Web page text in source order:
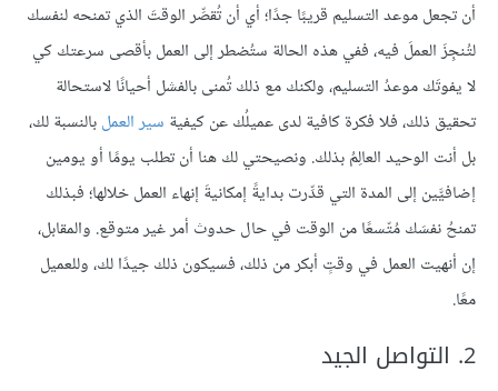
أن تجعل موعد التسليم قريبًا جدًا؛ أي أن تُقصِّر الوقتَ الذي تمنحه لنفسك
لتُنجِزَ العملَ فيه، ففي هذه الحالة ستُضطر إلى العمل بأقصى سرعتك كي
لا يفوتَك موعدُ التسليم، ولكنك مع ذلك تُمنى بالفشل أحيانًا لاستحالة
تحقيق ذلك، فلا فكرة كافية لدى عميلُك عن كيفية سير العملبالنسبة لك،
بل أنت الوحيد العالِمُ بذلك. ونصيحتي لك هنا أن تطلب يومًا أو يومين
إضافيَّين إلى المدة التي قدِّرت بدايةً إمكانيةَ إنهاء العمل خلالها؛ فبذلك
تمنحُ نفسَك مُتّسعًا من الوقت في حال حدوث أمر غير متوقع. والمقابل،
إن أنهيت العمل في وقتٍ أبكر من ذلك، فسيكون ذلك جيدًا لك، وللعميل
معًا.
2. التواصل الجيد